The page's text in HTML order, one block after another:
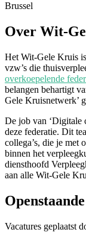
Brussel
Over Wit-
Het Wit-Gele Kruis
vzw’s die
overkoepelende
belangen behartigt
Gele Kruisnetwerk’
De job van ‘Digitale
deze federatie. Dit
collega’s, die je met
binnen het
diensthoofd
aan alle Wit-Gele
Vacatures geplaatst